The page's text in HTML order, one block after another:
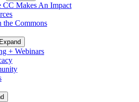
CC Makes An Impact
the Commons
Expand
+ Webinars